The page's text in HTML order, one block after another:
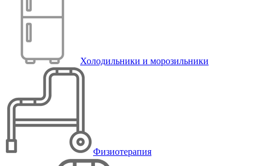
Холодильники и морозильники
Физиотерапия